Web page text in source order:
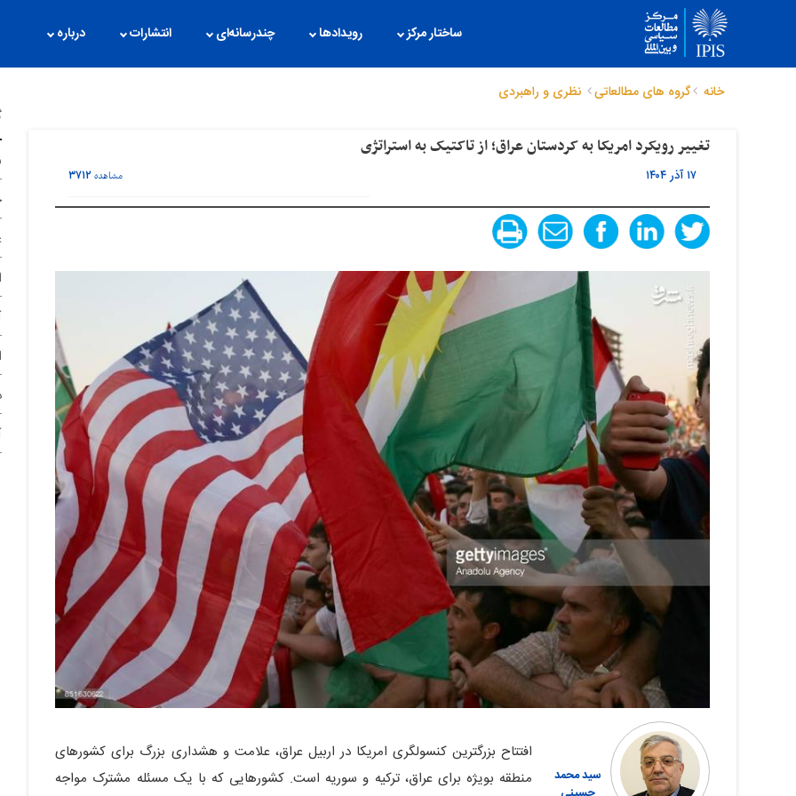
ساختار مرکز رویدادها چندرسانه‌ای انتشارات درباره
خانه گروه های مطالعاتی نظری و راهبردی
تغییر رویکرد امریکا به کردستان عراق؛ از تاکتیک به استراتژی
۱۷ آذر ۱۴۰۴ مشاهده ۳۷۱۲
سید محمد
افتتاح بزرگترین کنسولگری امریکا در اربیل عراق، علامت و هشداری بزرگ برای کشورهای
منطقه بویژه برای عراق، ترکیه و سوریه است. کشورهایی که با یک مسئله مشترک مواجه